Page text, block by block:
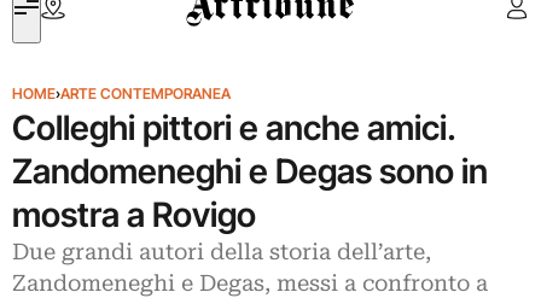
HOME›ARTE CONTEMPORANEA
Colleghi pittori e anche amici.
Zandomeneghi e Degas sono in
mostra a Rovigo
Due grandi autori della storia dell’arte,
Zandomeneghi e Degas, messi a confronto a